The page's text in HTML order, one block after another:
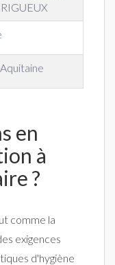
en
à
?
comme la
exigences
d'hygiène